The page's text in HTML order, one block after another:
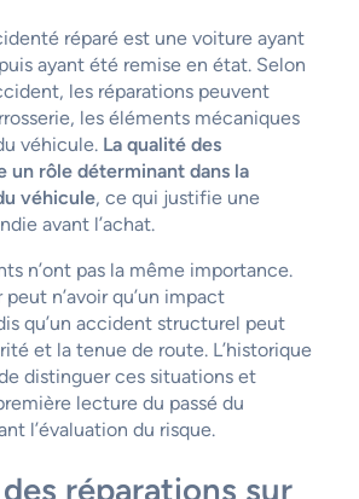
réparé est une voiture ayant
ayant été remise en état. Selon
les réparations peuvent
les éléments mécaniques
véhicule. La qualité des
un rôle déterminant dans la
véhicule, ce qui justifie une
avant l’achat.
n’ont pas la même importance.
n’avoir qu’un impact
qu’un accident structurel peut
et la tenue de route. L’historique
distinguer ces situations et
lecture du passé du
l’évaluation du risque.
réparations sur